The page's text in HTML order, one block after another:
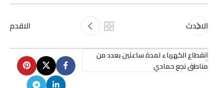
الاحدث الاقدم
انقطاع الكهرباء لمدة ساعتين بعدد من
مناطق نجع حمادي